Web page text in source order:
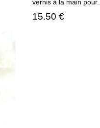
vernis à la main pour...
15.50 €